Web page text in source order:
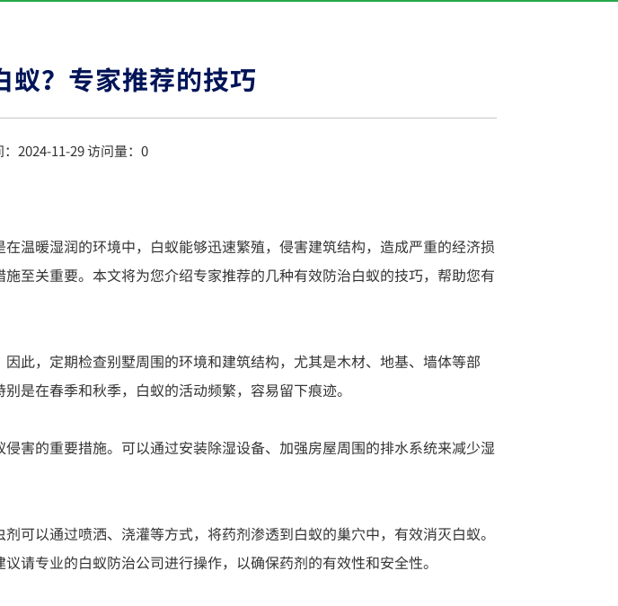
蚁？专家推荐的技巧
2024-11-29 访问量： 0
温暖湿润的环境中，白蚁能够迅速繁殖，侵害建筑结构，造成严重的经济损
至关重要。本文将为您介绍专家推荐的几种有效防治白蚁的技巧，帮助您有
此，定期检查别墅周围的环境和建筑结构，尤其是木材、地基、墙体等部
是在春季和秋季，白蚁的活动频繁，容易留下痕迹。
害的重要措施。可以通过安装除湿设备、加强房屋周围的排水系统来减少湿
可以通过喷洒、浇灌等方式，将药剂渗透到白蚁的巢穴中，有效消灭白蚁。
请专业的白蚁防治公司进行操作，以确保药剂的有效性和安全性。